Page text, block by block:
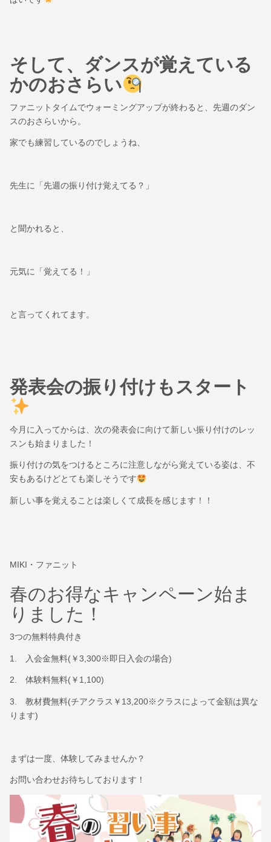
そして、ダンスが覚えている
かのおさらい
ファニットタイムでウォーミングアップが終わると、先週のダン
スのおさらいから。
家でも練習しているのでしょうね、
先生に「先週の振り付け覚えてる？」
と聞かれると、
元気に「覚えてる！」
と言ってくれてます。
発表会の振り付けもスタート
今月に入ってからは、次の発表会に向けて新しい振り付けのレッ
スンも始まりました！
振り付けの気をつけるところに注意しながら覚えている姿は、不
安もあるけどとても楽しそうです
新しい事を覚えることは楽しくて成長を感じます！！
MIKI・ファニット
春のお得なキャンペーン始ま
りました！
3つの無料特典付き
1. 入会金無料(￥3,300※即日入会の場合)
2. 体験料無料(￥1,100)
3. 教材費無料(チアクラス￥13,200※クラスによって金額は異な
ります)
まずは一度、体験してみませんか？
お問い合わせお待ちしております！